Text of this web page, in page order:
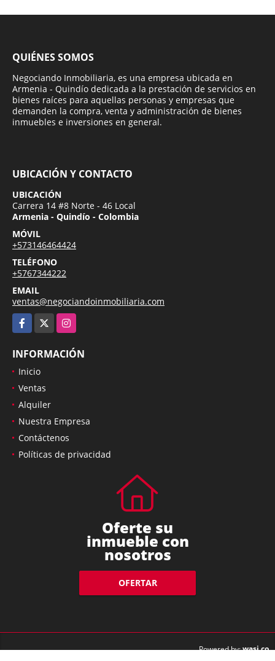
QUIÉNES SOMOS
Negociando Inmobiliaria, es una empresa ubicada en
Armenia - Quindío dedicada a la prestación de servicios en
bienes raíces para aquellas personas y empresas que
demanden la compra, venta y administración de bienes
inmuebles e inversiones en general.
UBICACIÓN Y CONTACTO
UBICACIÓN
Carrera 14 #8 Norte - 46 Local
Armenia - Quindío - Colombia
MÓVIL
+573146464424
TELÉFONO
+5767344222
EMAIL
ventas@negociandoinmobiliaria.com
Facebook
Instagram
INFORMACIÓN
Inicio
Ventas
Alquiler
Nuestra Empresa
Contáctenos
Políticas de privacidad
Oferte su
inmueble con
nosotros
OFERTAR
Powered by:wasi.co